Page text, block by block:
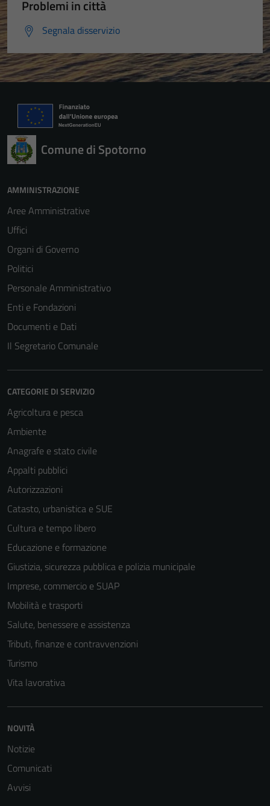
Problemi in città
Segnala disservizio
Comune di Spotorno
AMMINISTRAZIONE
Aree Amministrative
Uffici
Organi di Governo
Politici
Personale Amministrativo
Enti e Fondazioni
Documenti e Dati
Il Segretario Comunale
CATEGORIE DI SERVIZIO
Agricoltura e pesca
Ambiente
Anagrafe e stato civile
Appalti pubblici
Autorizzazioni
Catasto, urbanistica e SUE
Cultura e tempo libero
Educazione e formazione
Giustizia, sicurezza pubblica e polizia municipale
Imprese, commercio e SUAP
Mobilità e trasporti
Salute, benessere e assistenza
Tributi, finanze e contravvenzioni
Turismo
Vita lavorativa
NOVITÀ
Notizie
Comunicati
Avvisi